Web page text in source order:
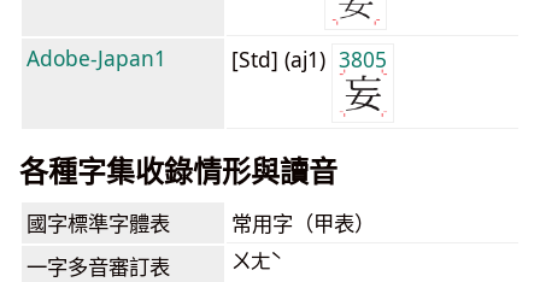
Adobe-Japan1 [Std] (aj1) 3805
各種字集收錄情形與讀音
國字標準字體表 常用字（甲表）
一字多音審訂表 ㄨㄤˋ